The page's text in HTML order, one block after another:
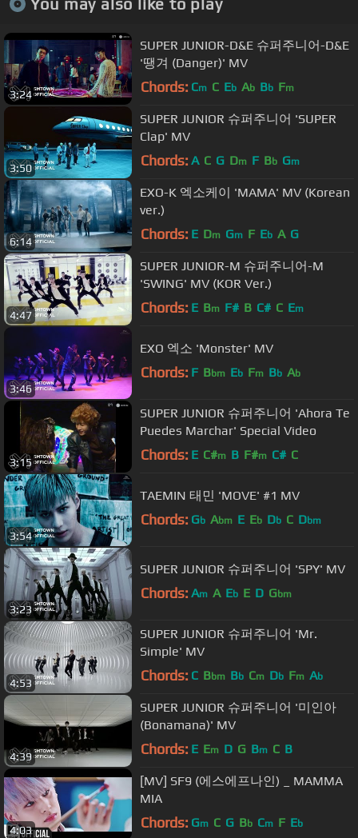
3:24
SUPER JUNIOR-D&E 슈퍼주니어-D&E
'땡겨 (Danger)' MV
Chords: Cm C Eb Ab Bb Fm
3:50
SUPER JUNIOR 슈퍼주니어 'SUPER
Clap' MV
Chords: A C G Dm F Bb Gm
6:14
EXO-K 엑소케이 'MAMA' MV (Korean
ver.)
Chords: E Dm Gm F Eb A G
4:47
SUPER JUNIOR-M 슈퍼주니어-M
'SWING' MV (KOR Ver.)
Chords: E Bm F# B C# C Em
3:46
EXO 엑소 'Monster' MV
Chords: F Bbm Eb Fm Bb Ab
3:15
SUPER JUNIOR 슈퍼주니어 'Ahora Te
Puedes Marchar' Special Video
Chords: E C#m B F#m C# C
3:54
TAEMIN 태민 'MOVE' #1 MV
Chords: Gb Abm E Eb Db C Dbm
3:23
SUPER JUNIOR 슈퍼주니어 'SPY' MV
Chords: Am A Eb E D Gbm
4:53
SUPER JUNIOR 슈퍼주니어 'Mr.
Simple' MV
Chords: C Bbm Bb Cm Db Fm Ab
4:39
SUPER JUNIOR 슈퍼주니어 '미인아
(Bonamana)' MV
Chords: E Em D G Bm C B
4:03
[MV] SF9 (에스에프나인) _ MAMMA
MIA
Chords: Gm C G Bb Cm F Eb